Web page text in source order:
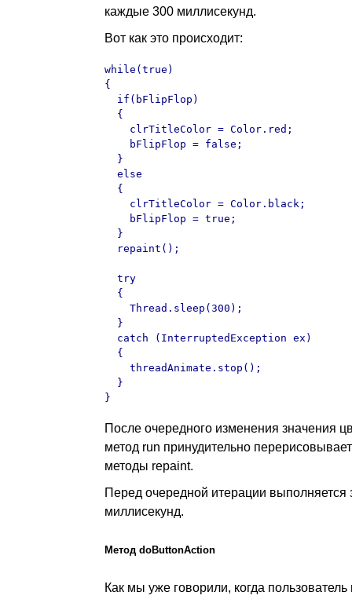
каждые 300 миллисекунд.
Вот как это происходит:
while(true)
{
  if(bFlipFlop)
  {
    clrTitleColor = Color.red;
    bFlipFlop = false;
  }
  else
  {
    clrTitleColor = Color.black;
    bFlipFlop = true;
  }
  repaint();
  try
  {
    Thread.sleep(300);
  }
  catch (InterruptedException ex)
  {
    threadAnimate.stop();
  }
}
После очередного изменения значения
метод run принудительно
методы repaint.
Перед очередной итерации выполняется
миллисекунд.
Метод doButtonAction
Как мы уже говорили, когда